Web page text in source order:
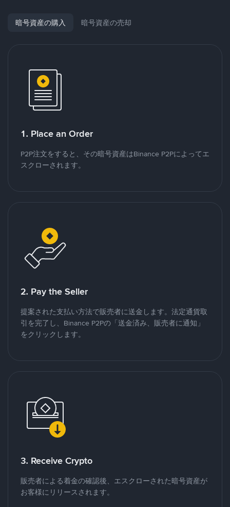
暗号資産の購入 暗号資産の売却
1. Place an Order
P2P注文をすると、その暗号資産はBinance P2Pによってエ
スクローされます。
2. Pay the Seller
提案された支払い方法で販売者に送金します。法定通貨取
引を完了し、Binance P2Pの「送金済み、販売者に通知」
をクリックします。
3. Receive Crypto
販売者による着金の確認後、エスクローされた暗号資産が
お客様にリリースされます。